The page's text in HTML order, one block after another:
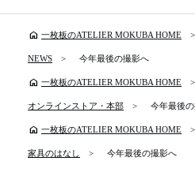
home 一枚板のATELIER MOKUBA HOME
NEWS 今年最後の撮影へ
home 一枚板のATELIER MOKUBA HOME
オンラインストア・本部 今年最後
home 一枚板のATELIER MOKUBA HOME
家具のはなし 今年最後の撮影へ